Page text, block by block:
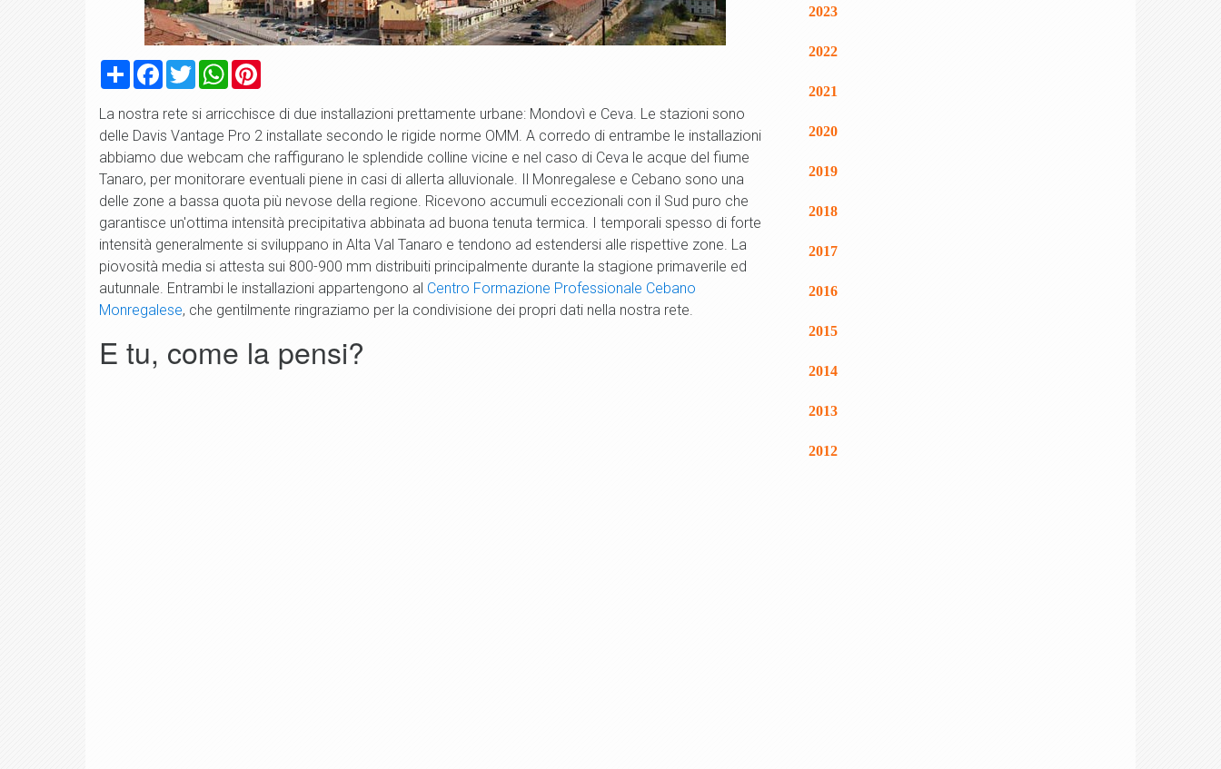
CondividiFacebook
TwitterWhatsApp
La nostra rete si arricchisce di due installazioni prettamente urbane: Mondovì e Ceva. Le stazioni sono
delle Davis Vantage Pro 2 installate secondo le rigide norme OMM. A corredo di entrambe le installazioni
abbiamo due webcam che raffigurano le splendide colline vicine e nel caso di Ceva le acque del fiume
Tanaro, per monitorare eventuali piene in casi di allerta alluvionale. Il Monregalese e Cebano sono una
delle zone a bassa quota più nevose della regione. Ricevono accumuli eccezionali con il Sud puro che
garantisce un'ottima intensità precipitativa abbinata ad buona tenuta termica. I temporali spesso di forte
intensità generalmente si sviluppano in Alta Val Tanaro e tendono ad estendersi alle rispettive zone. La
piovosità media si attesta sui 800-900 mm distribuiti principalmente durante la stagione primaverile ed
autunnale. Entrambi le installazioni appartengono al Centro Formazione Professionale Cebano
Monregalese, che gentilmente ringraziamo per la condivisione dei propri dati nella nostra rete.
E tu, come la pensi?
2023
2022
2021
2020
2019
2018
2017
2016
2015
2014
2013
2012